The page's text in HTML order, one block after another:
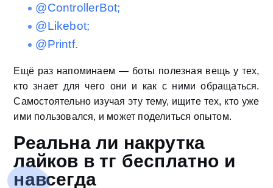
@ControllerBot;
@Likebot;
@Printf.
Ещё раз напоминаем — боты полезная вещь у тех,
кто знает для чего они и как с ними обращаться.
Самостоятельно изучая эту тему, ищите тех, кто уже
ими пользовался, и может поделиться опытом.
Реальна ли накрутка
лайков в тг бесплатно и
навсегда